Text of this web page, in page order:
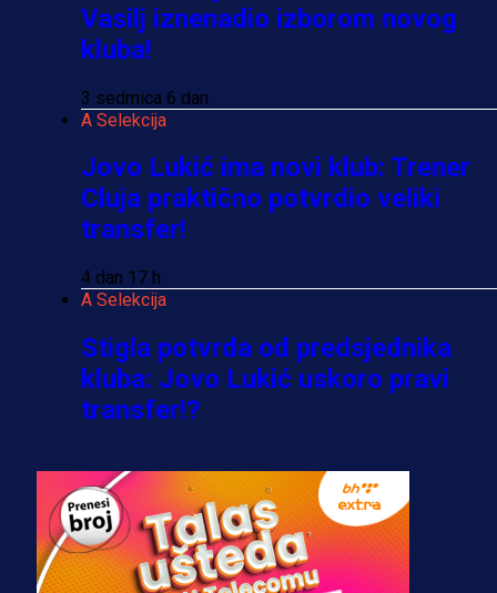
Vasilj iznenadio izborom novog
kluba!
3 sedmica 6 dan
A Selekcija
Jovo Lukić ima novi klub: Trener
Cluja praktično potvrdio veliki
transfer!
4 dan 17 h
A Selekcija
Stigla potvrda od predsjednika
kluba: Jovo Lukić uskoro pravi
transfer!?
A Selekcija
Zmajevi dobili veliko pojačanje:
Fudbaler Olympiacosa želi obući